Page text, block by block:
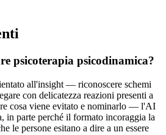
psicoterapia psicodinamica?
all'insight — riconoscere schemi
con delicatezza reazioni presenti a
cosa viene evitato e nominarlo — l'AI
in parte perché il formato incoraggia la
le persone esitano a dire a un essere